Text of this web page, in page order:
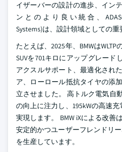
イザーバーの設計の進歩、イン
ンとのより良い統合、
Systems)は、設計領域としての重
たとえば、2025年、BMWはWLTP
SUVを701キロにアップグレード
アクスルサポート、最適化され
ア、ローロール抵抗タイヤの添
立させました。 高トルク電気自
の向上に注力し、195kWの高速
実現します。 BMW iXによる改善
安定的かつユーザーフレンドリ
を生産しています。